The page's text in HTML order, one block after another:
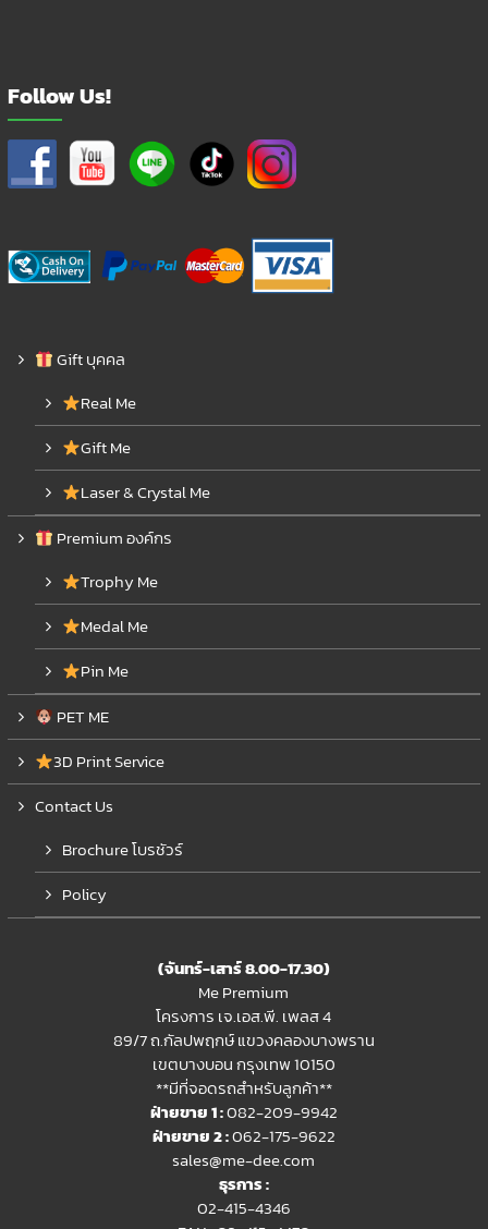
Follow Us!
Gift บุคคล
Real Me
Gift Me
Laser & Crystal Me
Premium องค์กร
Trophy Me
Medal Me
Pin Me
PET ME
3D Print Service
Contact Us
Brochure โบรชัวร์
Policy
(จันทร์-เสาร์ 8.00-17.30)
Me Premium
โครงการ เจ.เอส.พี. เพลส 4
89/7 ถ.กัลปพฤกษ์ แขวงคลองบางพราน
เขตบางบอน กรุงเทพ 10150
**มีที่จอดรถสำหรับลูกค้า**
ฝ่ายขาย 1 :082-209-9942
ฝ่ายขาย 2 :062-175-9622
sales@me-dee.com
ธุรการ :
02-415-4346